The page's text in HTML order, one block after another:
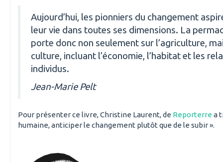
Aujourd’hui, les pionniers du changement
leur vie dans toutes ses dimensions. La
porte donc non seulement sur l’agriculture,
culture, incluant l’économie, l’habitat et les
individus.
Jean-Marie Pelt
Pour présenter ce livre, Christine Laurent, de Reporterrea
humaine, anticiper le changement plutôt que de le subir ».